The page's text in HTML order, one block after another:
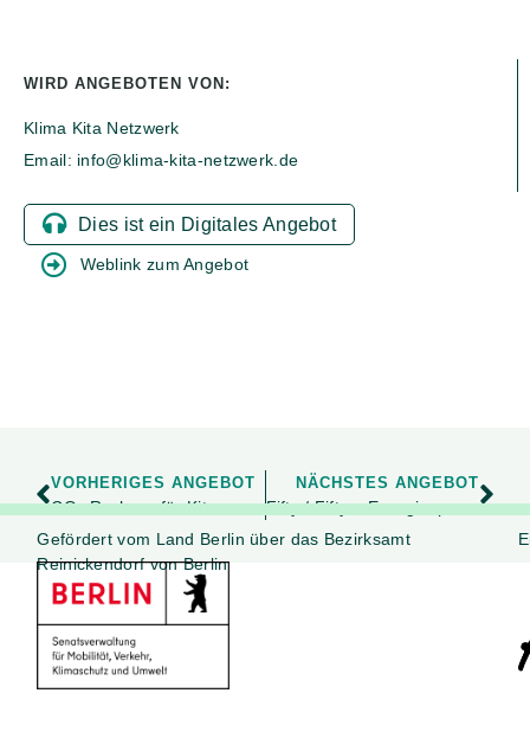
WIRD ANGEBOTEN VON:
Klima Kita Netzwerk
Email: info@klima-kita-netzwerk.de
Dies ist ein Digitales Angebot
Weblink zum Angebot
VORHERIGES ANGEBOT
CO₂-Rechner für Kitas
NÄCHSTES ANGEBOT
Fifty / Fifty – Energiesparen an Schulen und Kitas
Gefördert vom Land Berlin über das Bezirksamt
Reinickendorf von Berlin